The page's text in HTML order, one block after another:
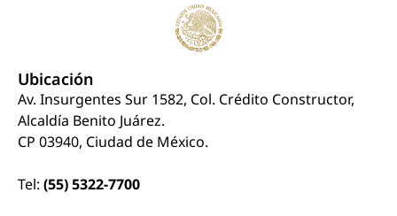
Ubicación
Av. Insurgentes Sur 1582, Col. Crédito Constructor,
Alcaldía Benito Juárez.
CP 03940, Ciudad de México.
Tel: (55) 5322-7700